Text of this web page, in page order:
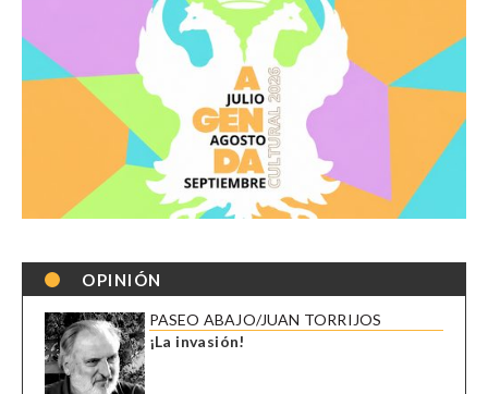
OPINIÓN
PASEO ABAJO/JUAN TORRIJOS
¡La invasión!